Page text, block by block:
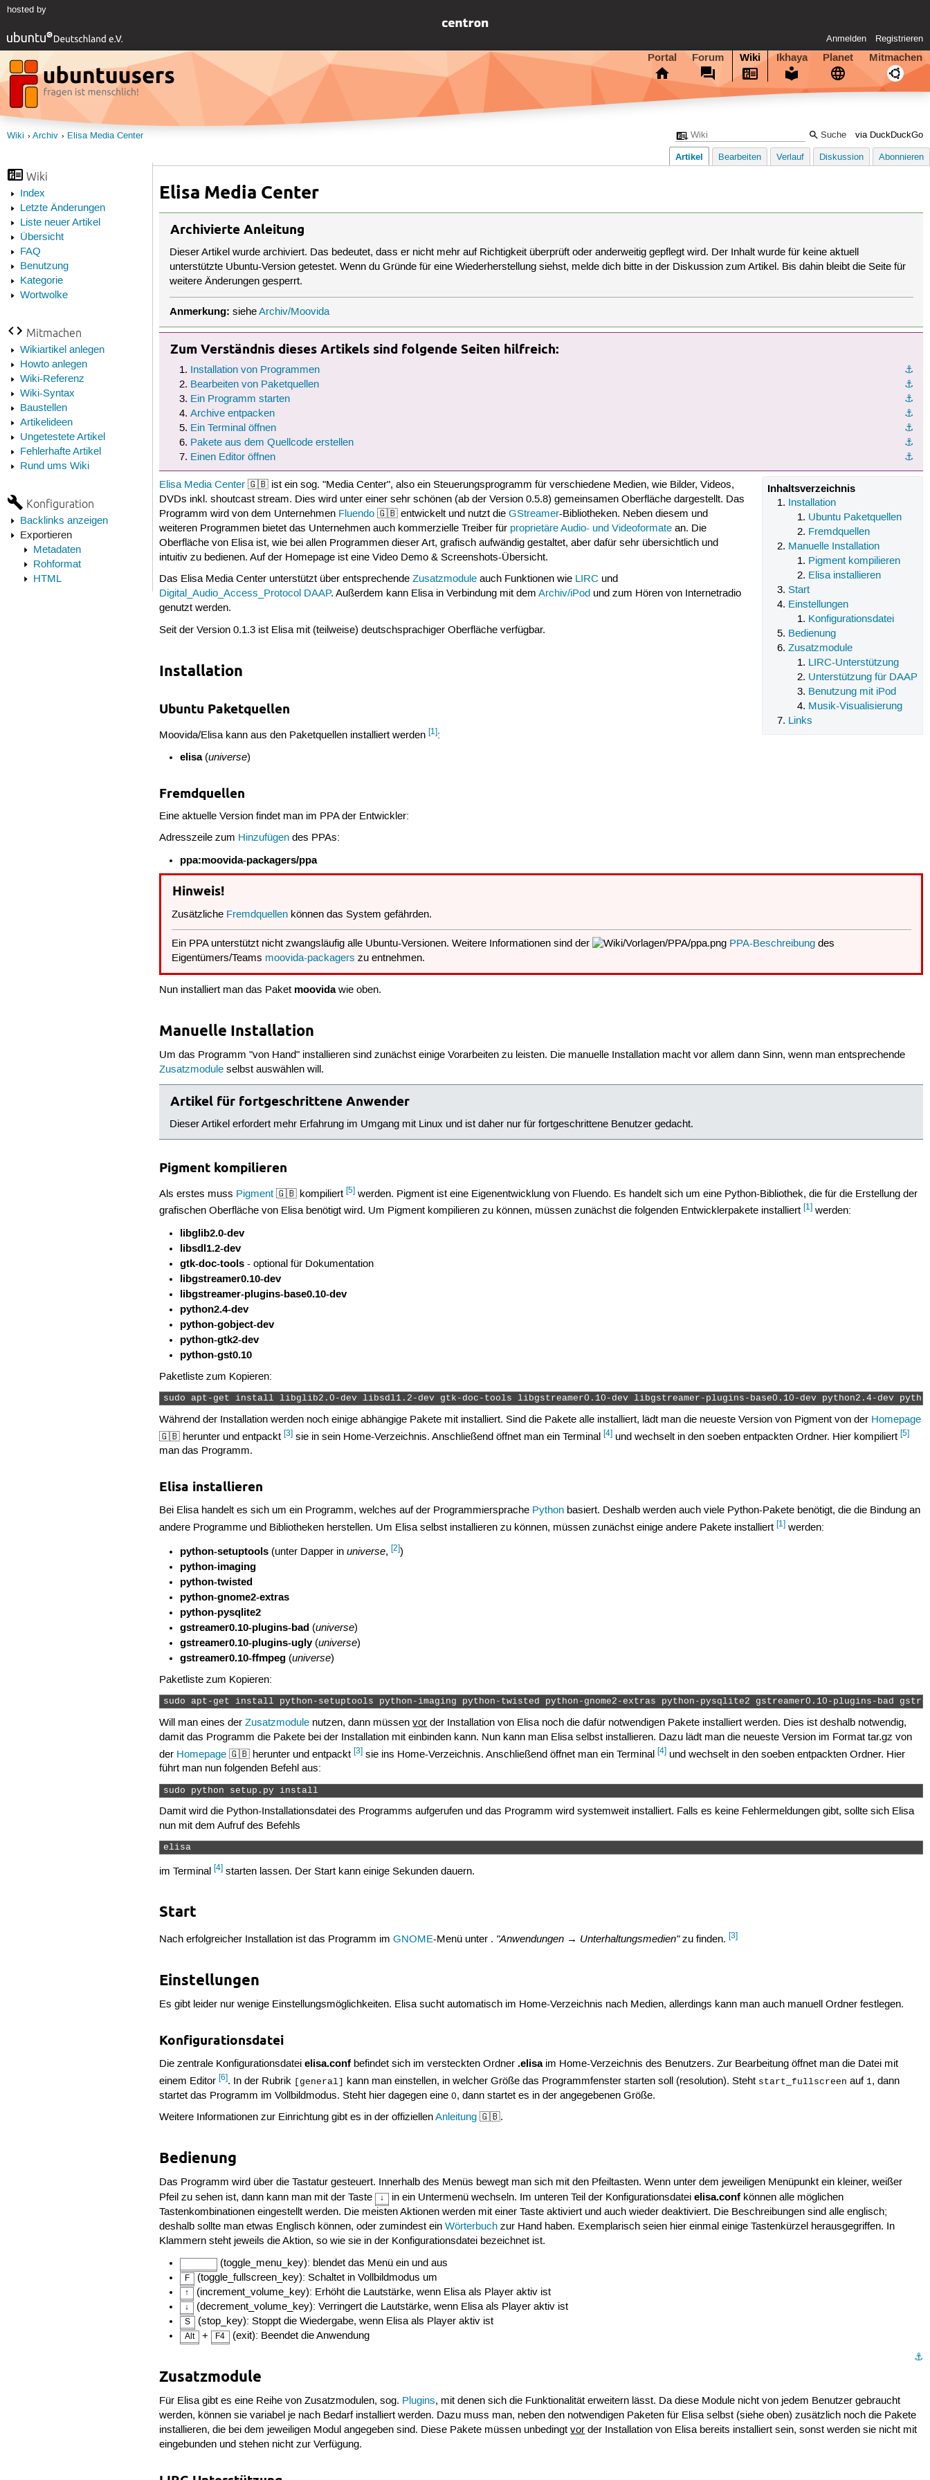
hosted by
Anmelden Registrieren
Portal Forum Wiki Ikhaya Planet Mitmachen
via DuckDuckGo
Wiki Archiv Elisa Media Center
Wiki
Index
Letzte Änderungen
Liste neuer Artikel
Übersicht
FAQ
Benutzung
Kategorie
Wortwolke
Mitmachen
Wikiartikel anlegen
Howto anlegen
Wiki-Referenz
Wiki-Syntax
Baustellen
Artikelideen
Ungetestete Artikel
Fehlerhafte Artikel
Rund ums Wiki
Konfiguration
Backlinks anzeigen
Exportieren
Metadaten
Rohformat
HTML
Artikel Bearbeiten Verlauf Diskussion Abonnieren
Elisa Media Center
Archivierte Anleitung
Dieser Artikel wurde archiviert. Das bedeutet, dass er nicht mehr auf Richtigkeit überprüft oder anderweitig gepflegt wird. Der Inhalt wurde für keine aktuell
unterstützte Ubuntu-Version getestet. Wenn du Gründe für eine Wiederherstellung siehst, melde dich bitte in der Diskussion zum Artikel. Bis dahin bleibt die Seite für
weitere Änderungen gesperrt.
Anmerkung: sieheArchiv/Moovida
Zum Verständnis dieses Artikels sind folgende Seiten hilfreich:
⚓︎
Installation von Programmen
⚓︎
Bearbeiten von Paketquellen
⚓︎
Ein Programm starten
⚓︎
Archive entpacken
⚓︎
Ein Terminal öffnen
⚓︎
Pakete aus dem Quellcode erstellen
⚓︎
Einen Editor öffnen
Inhaltsverzeichnis
Installation
Ubuntu Paketquellen
Fremdquellen
Manuelle Installation
Pigment kompilieren
Elisa installieren
Start
Einstellungen
Konfigurationsdatei
Bedienung
Zusatzmodule
LIRC-Unterstützung
Unterstützung für DAAP
Benutzung mit iPod
Musik-Visualisierung
Links
Elisa Media Center 🇬🇧 ist ein sog. "Media Center", also ein Steuerungsprogramm für verschiedene Medien, wie Bilder, Videos,
DVDs inkl. shoutcast stream. Dies wird unter einer sehr schönen (ab der Version 0.5.8) gemeinsamen Oberfläche dargestellt. Das
Programm wird von dem Unternehmen Fluendo 🇬🇧 entwickelt und nutzt dieGStreamer-Bibliotheken. Neben diesem und
weiteren Programmen bietet das Unternehmen auch kommerzielle Treiber für proprietäreAudio- und Videoformate an. Die
Oberfläche von Elisa ist, wie bei allen Programmen dieser Art, grafisch aufwändig gestaltet, aber dafür sehr übersichtlich und
intuitiv zu bedienen. Auf der Homepage ist eine Video Demo & Screenshots-Übersicht.
Das Elisa Media Center unterstützt über entsprechendeZusatzmodule auch Funktionen wie LIRC und
Digital_Audio_Access_Protocol DAAP. Außerdem kann Elisa in Verbindung mit demArchiv/iPod und zum Hören von Internetradio
genutzt werden.
Seit der Version 0.1.3 ist Elisa mit (teilweise) deutschsprachiger Oberfläche verfügbar.
Installation
Ubuntu Paketquellen
Moovida/Elisa kann aus den Paketquellen installiert werden[1]:
elisa(universe)
Fremdquellen
Eine aktuelle Version findet man im PPA der Entwickler:
Adresszeile zum Hinzufügen des PPAs:
ppa:moovida-packagers/ppa
Hinweis!
Zusätzliche Fremdquellen können das System gefährden.
Ein PPA unterstützt nicht zwangsläufig alle Ubuntu-Versionen. Weitere Informationen sind der PPA-Beschreibung des
Eigentümers/Teams moovida-packagers zu entnehmen.
Nun installiert man das Paket moovidawie oben.
Manuelle Installation
Um das Programm "von Hand" installieren sind zunächst einige Vorarbeiten zu leisten. Die manuelle Installation macht vor allem dann Sinn, wenn man entsprechende
Zusatzmodule selbst auswählen will.
Artikel für fortgeschrittene Anwender
Dieser Artikel erfordert mehr Erfahrung im Umgang mit Linux und ist daher nur für fortgeschrittene Benutzer gedacht.
Pigment kompilieren
Als erstes muss Pigment 🇬🇧 kompiliert[5] werden. Pigment ist eine Eigenentwicklung von Fluendo. Es handelt sich um eine Python-Bibliothek, die für die Erstellung der
grafischen Oberfläche von Elisa benötigt wird. Um Pigment kompilieren zu können, müssen zunächst die folgenden Entwicklerpakete installiert[1] werden:
libglib2.0-dev
libsdl1.2-dev
gtk-doc-tools- optional für Dokumentation
libgstreamer0.10-dev
libgstreamer-plugins-base0.10-dev
python2.4-dev
python-gobject-dev
python-gtk2-dev
python-gst0.10
Paketliste zum Kopieren:
sudo apt-get install libglib2.0-dev libsdl1.2-dev gtk-doc-tools libgstreamer0.10-dev libgstreamer-plugins-base0.10-dev python2.4-dev
Während der Installation werden noch einige abhängige Pakete mit installiert. Sind die Pakete alle installiert, lädt man die neueste Version von Pigment von der Homepage
🇬🇧 herunter und entpackt[3] sie in sein Home-Verzeichnis. Anschließend öffnet man ein Terminal[4] und wechselt in den soeben entpackten Ordner. Hier kompiliert[5]
man das Programm.
Elisa installieren
Bei Elisa handelt es sich um ein Programm, welches auf der Programmiersprache Python basiert. Deshalb werden auch viele Python-Pakete benötigt, die die Bindung an
andere Programme und Bibliotheken herstellen. Um Elisa selbst installieren zu können, müssen zunächst einige andere Pakete installiert[1] werden:
python-setuptools(unter Dapper in universe, [2])
python-imaging
python-twisted
python-gnome2-extras
python-pysqlite2
gstreamer0.10-plugins-bad(universe)
gstreamer0.10-plugins-ugly(universe)
gstreamer0.10-ffmpeg(universe)
Paketliste zum Kopieren:
sudo apt-get install python-setuptools python-imaging python-twisted python-gnome2-extras python-pysqlite2 gstreamer0.10-plugins-bad
Will man eines derZusatzmodule nutzen, dann müssenvor der Installation von Elisa noch die dafür notwendigen Pakete installiert werden. Dies ist deshalb notwendig,
damit das Programm die Pakete bei der Installation mit einbinden kann. Nun kann man Elisa selbst installieren. Dazu lädt man die neueste Version im Format tar.gz von
der Homepage 🇬🇧 herunter und entpackt[3] sie ins Home-Verzeichnis. Anschließend öffnet man ein Terminal[4] und wechselt in den soeben entpackten Ordner. Hier
führt man nun folgenden Befehl aus:
sudo python setup.py install
Damit wird die Python-Installationsdatei des Programms aufgerufen und das Programm wird systemweit installiert. Falls es keine Fehlermeldungen gibt, sollte sich Elisa
nun mit dem Aufruf des Befehls
elisa
im Terminal[4] starten lassen. Der Start kann einige Sekunden dauern.
Start
Nach erfolgreicher Installation ist das Programm imGNOME-Menü unter . "Anwendungen → Unterhaltungsmedien"zu finden.[3]
Einstellungen
Es gibt leider nur wenige Einstellungsmöglichkeiten. Elisa sucht automatisch im Home-Verzeichnis nach Medien, allerdings kann man auch manuell Ordner festlegen.
Konfigurationsdatei
Die zentrale Konfigurationsdateielisa.conf befindet sich im versteckten Ordner .elisaim Home-Verzeichnis des Benutzers. Zur Bearbeitung öffnet man die Datei mit
einem Editor[6]. In der Rubrik [general] kann man einstellen, in welcher Größe das Programmfenster starten soll (resolution). Steht start_fullscreen auf 1, dann
startet das Programm im Vollbildmodus. Steht hier dagegen eine0, dann startet es in der angegebenen Größe.
Weitere Informationen zur Einrichtung gibt es in der offiziellenAnleitung 🇬🇧.
Bedienung
Das Programm wird über die Tastatur gesteuert. Innerhalb des Menüs bewegt man sich mit den Pfeiltasten. Wenn unter dem jeweiligen Menüpunkt ein kleiner, weißer
Pfeil zu sehen ist, dann kann man mit der Taste
↓ in ein Untermenü wechseln. Im unteren Teil der Konfigurationsdateielisa.conf können alle möglichen
Tastenkombinationen eingestellt werden. Die meisten Aktionen werden mit einer Taste aktiviert und auch wieder deaktiviert. Die Beschreibungen sind alle englisch;
deshalb sollte man etwas Englisch können, oder zumindest einWörterbuch zur Hand haben. Exemplarisch seien hier einmal einige Tastenkürzel herausgegriffen. In
Klammern steht jeweils die Aktion, so wie sie in der Konfigurationsdatei bezeichnet ist.
(toggle_menu_key): blendet das Menü ein und aus
F (toggle_fullscreen_key): Schaltet in Vollbildmodus um
↑ (increment_volume_key): Erhöht die Lautstärke, wenn Elisa als Player aktiv ist
↓ (decrement_volume_key): Verringert die Lautstärke, wenn Elisa als Player aktiv ist
S (stop_key): Stoppt die Wiedergabe, wenn Elisa als Player aktiv ist
Alt + F4
(exit): Beendet die Anwendung
⚓︎
Zusatzmodule
Für Elisa gibt es eine Reihe von Zusatzmodulen, sog. Plugins, mit denen sich die Funktionalität erweitern lässt. Da diese Module nicht von jedem Benutzer gebraucht
werden, können sie variabel je nach Bedarf installiert werden. Dazu muss man, neben den notwendigen Paketen für Elisa selbst (siehe oben) zusätzlich noch die Pakete
installieren, die bei dem jeweiligen Modul angegeben sind. Diese Pakete müssen unbedingtvor der Installation von Elisa bereits installiert sein, sonst werden sie nicht mit
eingebunden und stehen nicht zur Verfügung.